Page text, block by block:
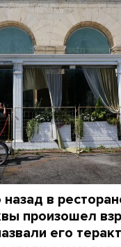
в
произошел
его